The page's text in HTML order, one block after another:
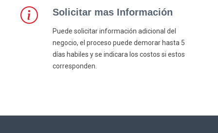
Solicitar mas Información
Puede solicitar información adicional del
negocio, el proceso puede demorar hasta 5
días habiles y se indicara los costos si estos
corresponden.